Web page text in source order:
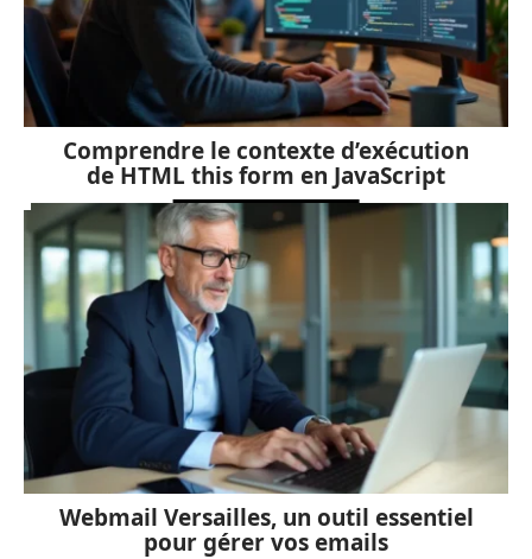
Comprendre le contexte d’exécution
de HTML this form en JavaScript
Webmail Versailles, un outil essentiel
pour gérer vos emails